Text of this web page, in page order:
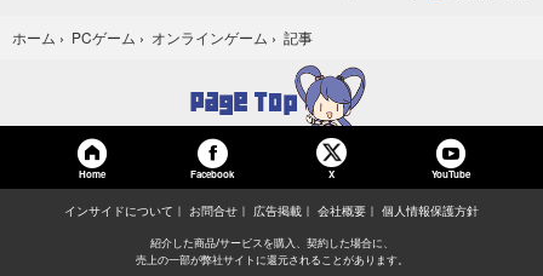
ホーム › PCゲーム › オンラインゲーム › 記事
Home Facebook X YouTube
インサイドについて お問合せ 広告掲載 会社概要 個人情報保護方針
紹介した商品/サービスを購入、契約した場合に、
売上の一部が弊社サイトに還元されることがあります。